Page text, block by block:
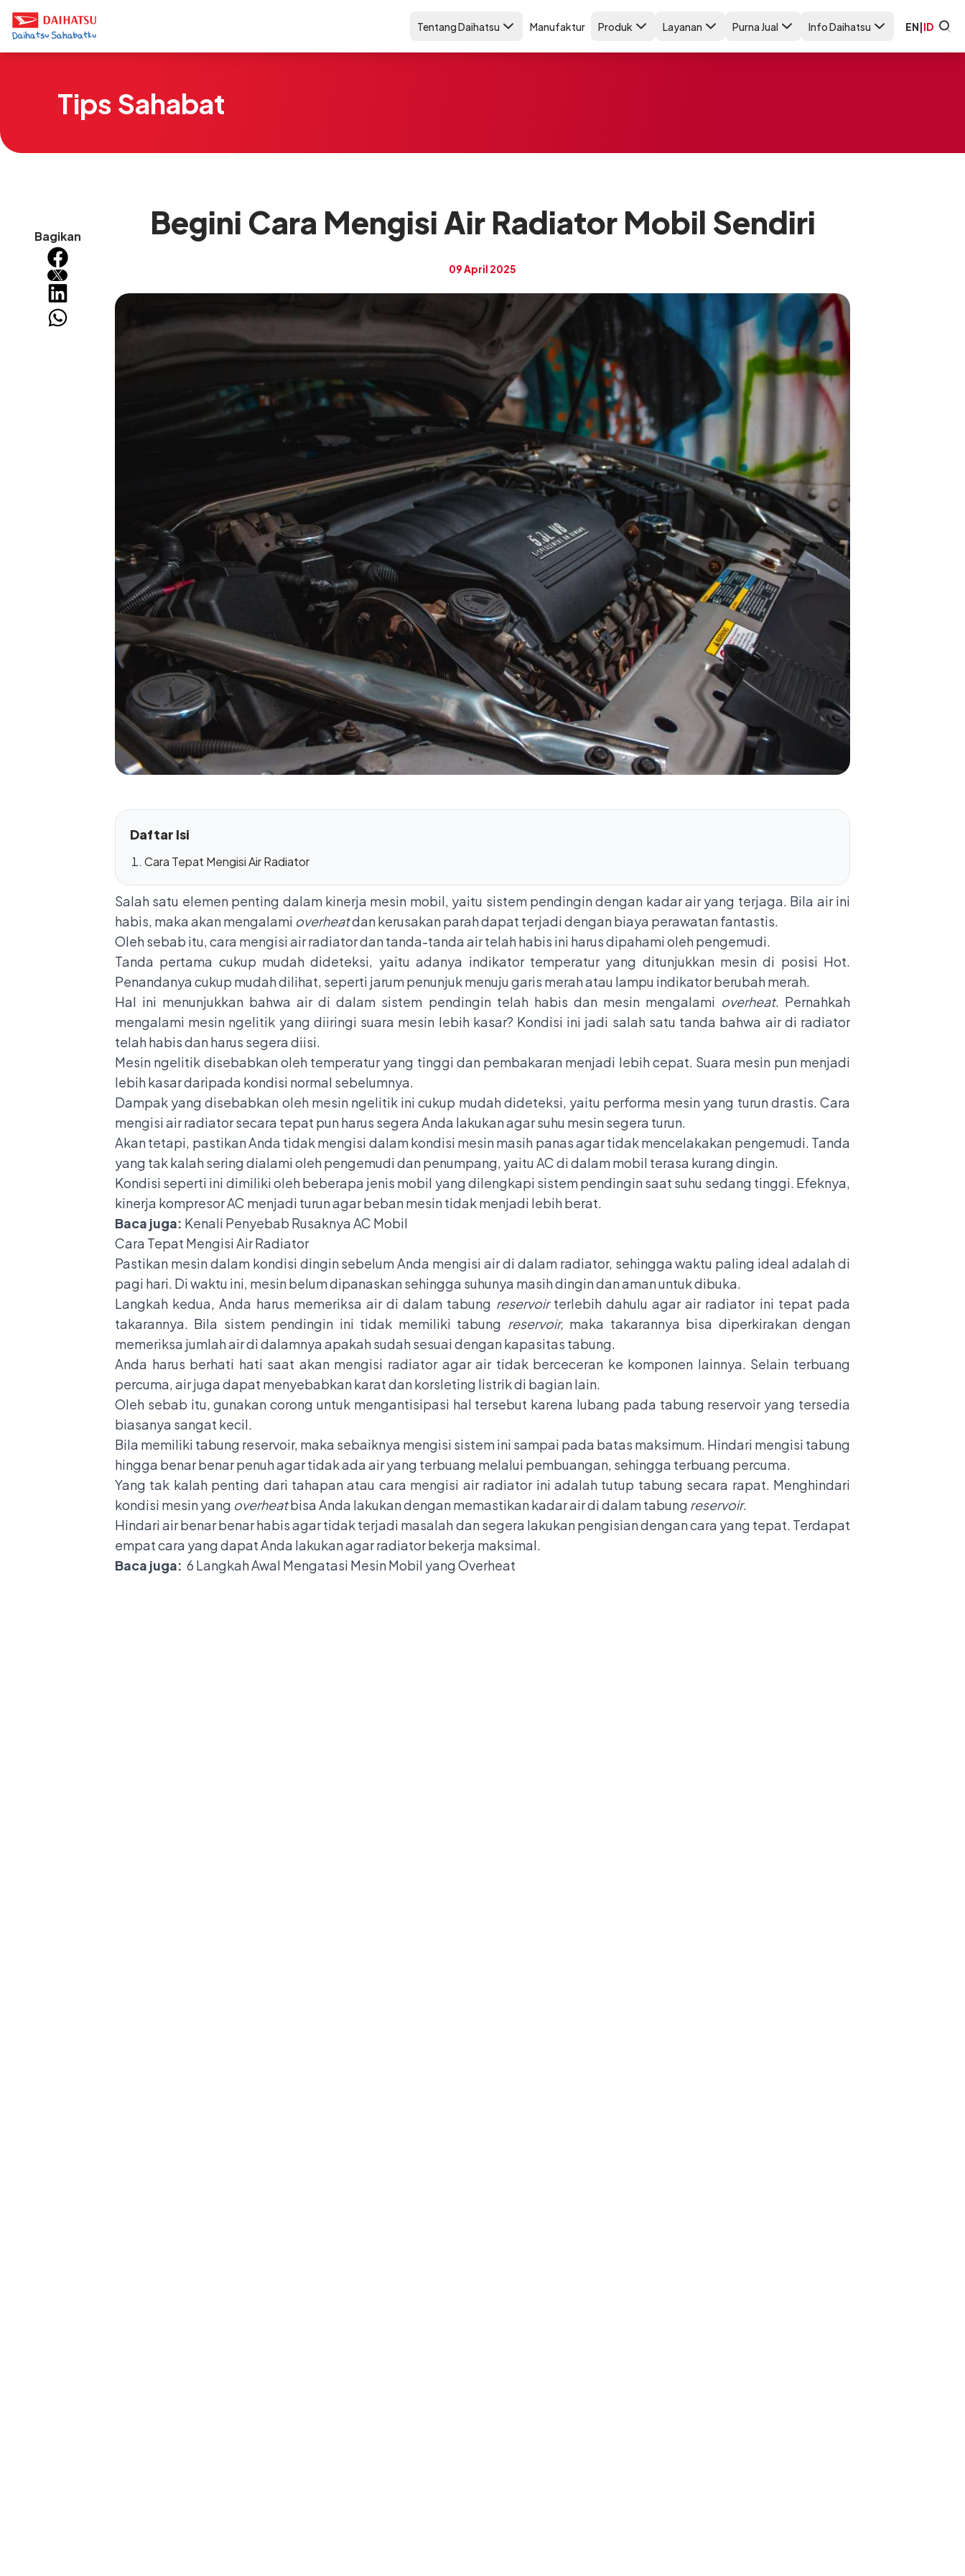
Tentang Daihatsu Manufaktur Produk Layanan Purna Jual Info Daihatsu EN|ID
Tips Sahabat
Bagikan Begini Cara Mengisi Air Radiator Mobil Sendiri
09 April 2025
Daftar Isi
Cara Tepat Mengisi Air Radiator
Salah satu elemen penting dalam kinerja mesin mobil, yaitu sistem pendingin dengan kadar air yang terjaga. Bila air ini
habis, maka akan mengalami overheatdan kerusakan parah dapat terjadi dengan biaya perawatan fantastis.
Oleh sebab itu, cara mengisi air radiator dan tanda-tanda air telah habis ini harus dipahami oleh pengemudi.
Tanda pertama cukup mudah dideteksi, yaitu adanya indikator temperatur yang ditunjukkan mesin di posisi Hot.
Penandanya cukup mudah dilihat, seperti jarum penunjuk menuju garis merah atau lampu indikator berubah merah.
Hal ini menunjukkan bahwa air di dalam sistem pendingin telah habis dan mesin mengalami overheat. Pernahkah
mengalami mesin ngelitik yang diiringi suara mesin lebih kasar? Kondisi ini jadi salah satu tanda bahwa air di radiator
telah habis dan harus segera diisi.
Mesin ngelitik disebabkan oleh temperatur yang tinggi dan pembakaran menjadi lebih cepat. Suara mesin pun menjadi
lebih kasar daripada kondisi normal sebelumnya.
Dampak yang disebabkan oleh mesin ngelitik ini cukup mudah dideteksi, yaitu performa mesin yang turun drastis. Cara
mengisi air radiator secara tepat pun harus segera Anda lakukan agar suhu mesin segera turun.
Akan tetapi, pastikan Anda tidak mengisi dalam kondisi mesin masih panas agar tidak mencelakakan pengemudi. Tanda
yang tak kalah sering dialami oleh pengemudi dan penumpang, yaitu AC di dalam mobil terasa kurang dingin.
Kondisi seperti ini dimiliki oleh beberapa jenis mobil yang dilengkapi sistem pendingin saat suhu sedang tinggi. Efeknya,
kinerja kompresor AC menjadi turun agar beban mesin tidak menjadi lebih berat.
Baca juga: Kenali Penyebab Rusaknya AC Mobil
Cara Tepat Mengisi Air Radiator
Pastikan mesin dalam kondisi dingin sebelum Anda mengisi air di dalam radiator, sehingga waktu paling ideal adalah di
pagi hari. Di waktu ini, mesin belum dipanaskan sehingga suhunya masih dingin dan aman untuk dibuka.
Langkah kedua, Anda harus memeriksa air di dalam tabung reservoirterlebih dahulu agarair radiatorini tepat pada
takarannya. Bila sistem pendingin ini tidak memiliki tabung reservoir, maka takarannya bisa diperkirakan dengan
memeriksa jumlah air di dalamnya apakah sudah sesuai dengan kapasitas tabung.
Anda harus berhati hati saat akan mengisi radiator agar air tidak berceceran ke komponen lainnya. Selain terbuang
percuma, air juga dapat menyebabkan karat dan korsleting listrik di bagian lain.
Oleh sebab itu, gunakan corong untuk mengantisipasi hal tersebut karena lubang pada tabung reservoir yang tersedia
biasanya sangat kecil.
Bila memiliki tabung reservoir, maka sebaiknya mengisi sistem ini sampai pada batas maksimum. Hindari mengisi tabung
hingga benar benar penuh agar tidak ada air yang terbuang melalui pembuangan, sehingga terbuang percuma.
Yang tak kalah penting dari tahapan atau cara mengisi air radiator ini adalah tutup tabung secara rapat. Menghindari
kondisi mesin yang overheatbisa Anda lakukan dengan memastikan kadar air di dalam tabung reservoir.
Hindari air benar benar habis agar tidak terjadi masalah dan segera lakukan pengisian dengan cara yang tepat. Terdapat
empat cara yang dapat Anda lakukan agar radiator bekerja maksimal.
Baca juga: 6 Langkah Awal Mengatasi Mesin Mobil yang Overheat